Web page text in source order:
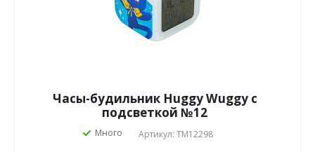
Часы-будильник Huggy Wuggy с
подсветкой №12
Много Артикул: TM12298